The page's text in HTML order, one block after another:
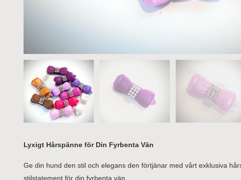
Lyxigt Hårspänne för Din Fyrbenta Vän
Ge din hund den stil och elegans den förtjänar med vårt exklusiva
stilstatement för din fyrbenta vän.